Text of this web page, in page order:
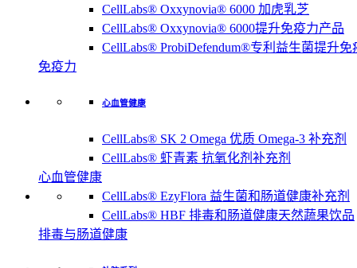
CellLabs® Oxxynovia® 6000 加虎乳芝
CellLabs® Oxxynovia® 6000提升免疫力产品
CellLabs® ProbiDefendum®专利益生菌提升免
免疫力
心血管健康
CellLabs® SK 2 Omega 优质 Omega-3 补充剂
CellLabs® 虾青素 抗氧化剂补充剂
心血管健康
CellLabs® EzyFlora 益生菌和肠道健康补充剂
CellLabs® HBF 排毒和肠道健康天然蔬果饮品
排毒与肠道健康